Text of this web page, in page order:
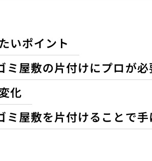
いポイント
ミ屋敷の片付けにプロが
化
ミ屋敷を片付けることで